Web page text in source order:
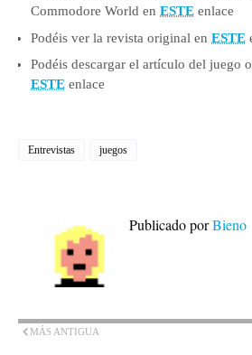
Commodore World en ESTE enlace
Podéis ver la revista original en ESTE
Podéis descargar el artículo del juego
ESTE enlace
Entrevistas juegos
Publicado porBieno
MÁS ANTIGUA